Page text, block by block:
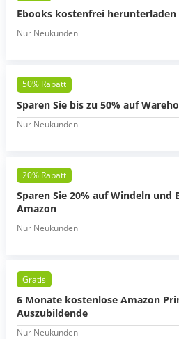
Ebooks kostenfrei herunterladen
Nur Neukunden
50% Rabatt
Sparen Sie bis zu 50% auf
Nur Neukunden
20% Rabatt
Sparen Sie 20% auf Windeln und
Amazon
Nur Neukunden
Gratis
6 Monate kostenlose Amazon
Auszubildende
Nur Neukunden